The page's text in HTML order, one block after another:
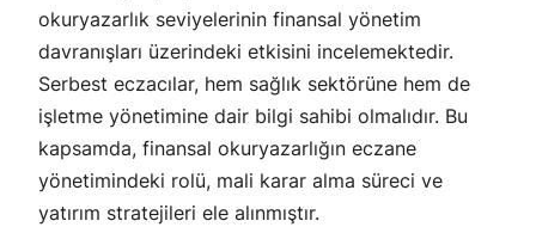
okuryazarlık seviyelerinin finansal yönetim
davranışları üzerindeki etkisini incelemektedir.
Serbest eczacılar, hem sağlık sektörüne hem de
işletme yönetimine dair bilgi sahibi olmalıdır. Bu
kapsamda, finansal okuryazarlığın eczane
yönetimindeki rolü, mali karar alma süreci ve
yatırım stratejileri ele alınmıştır.